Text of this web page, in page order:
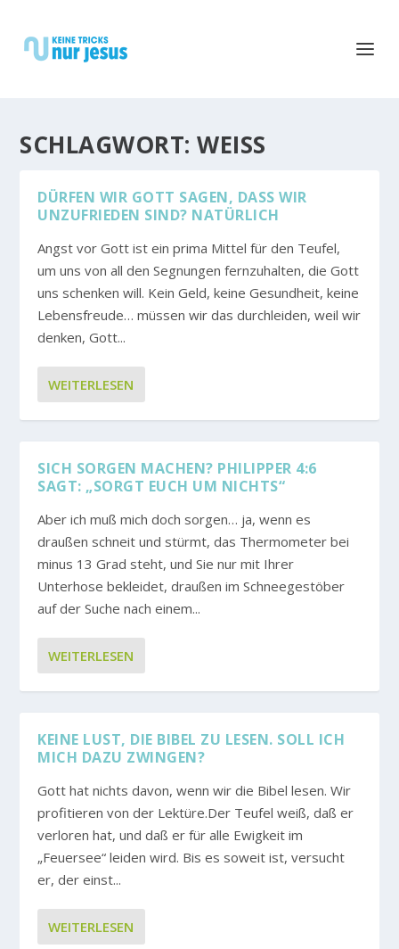
SCHLAGWORT:WEISS
DÜRFEN WIR GOTT SAGEN, DASS WIR U
NZUFRIEDEN SIND? NATÜRLICH
Angst vor Gott ist ein prima Mittel für den Teufel,
um uns von all den Segnungen fernzuhalten, die Gott
uns schenken will. Kein Geld, keine Gesundheit, keine
Lebensfreude… müssen wir das durchleiden, weil wir
denken, Gott...
WEITERLESEN
SICH SORGEN MACHEN? PHILIPPER 4:6
SAGT: „SORGT EUCH UM NICHTS“
Aber ich muß mich doch sorgen… ja, wenn es
draußen schneit und stürmt, das Thermometer bei
minus 13 Grad steht, und Sie nur mit Ihrer
Unterhose bekleidet, draußen im Schneegestöber
auf der Suche nach einem...
WEITERLESEN
KEINE LUST, DIE BIBEL ZU LESEN. SOLL ICH
MICH DAZU ZWINGEN?
Gott hat nichts davon, wenn wir die Bibel lesen. Wir
profitieren von der Lektüre.Der Teufel weiß, daß er
verloren hat, und daß er für alle Ewigkeit im
„Feuersee“ leiden wird. Bis es soweit ist, versucht
er, der einst...
WEITERLESEN